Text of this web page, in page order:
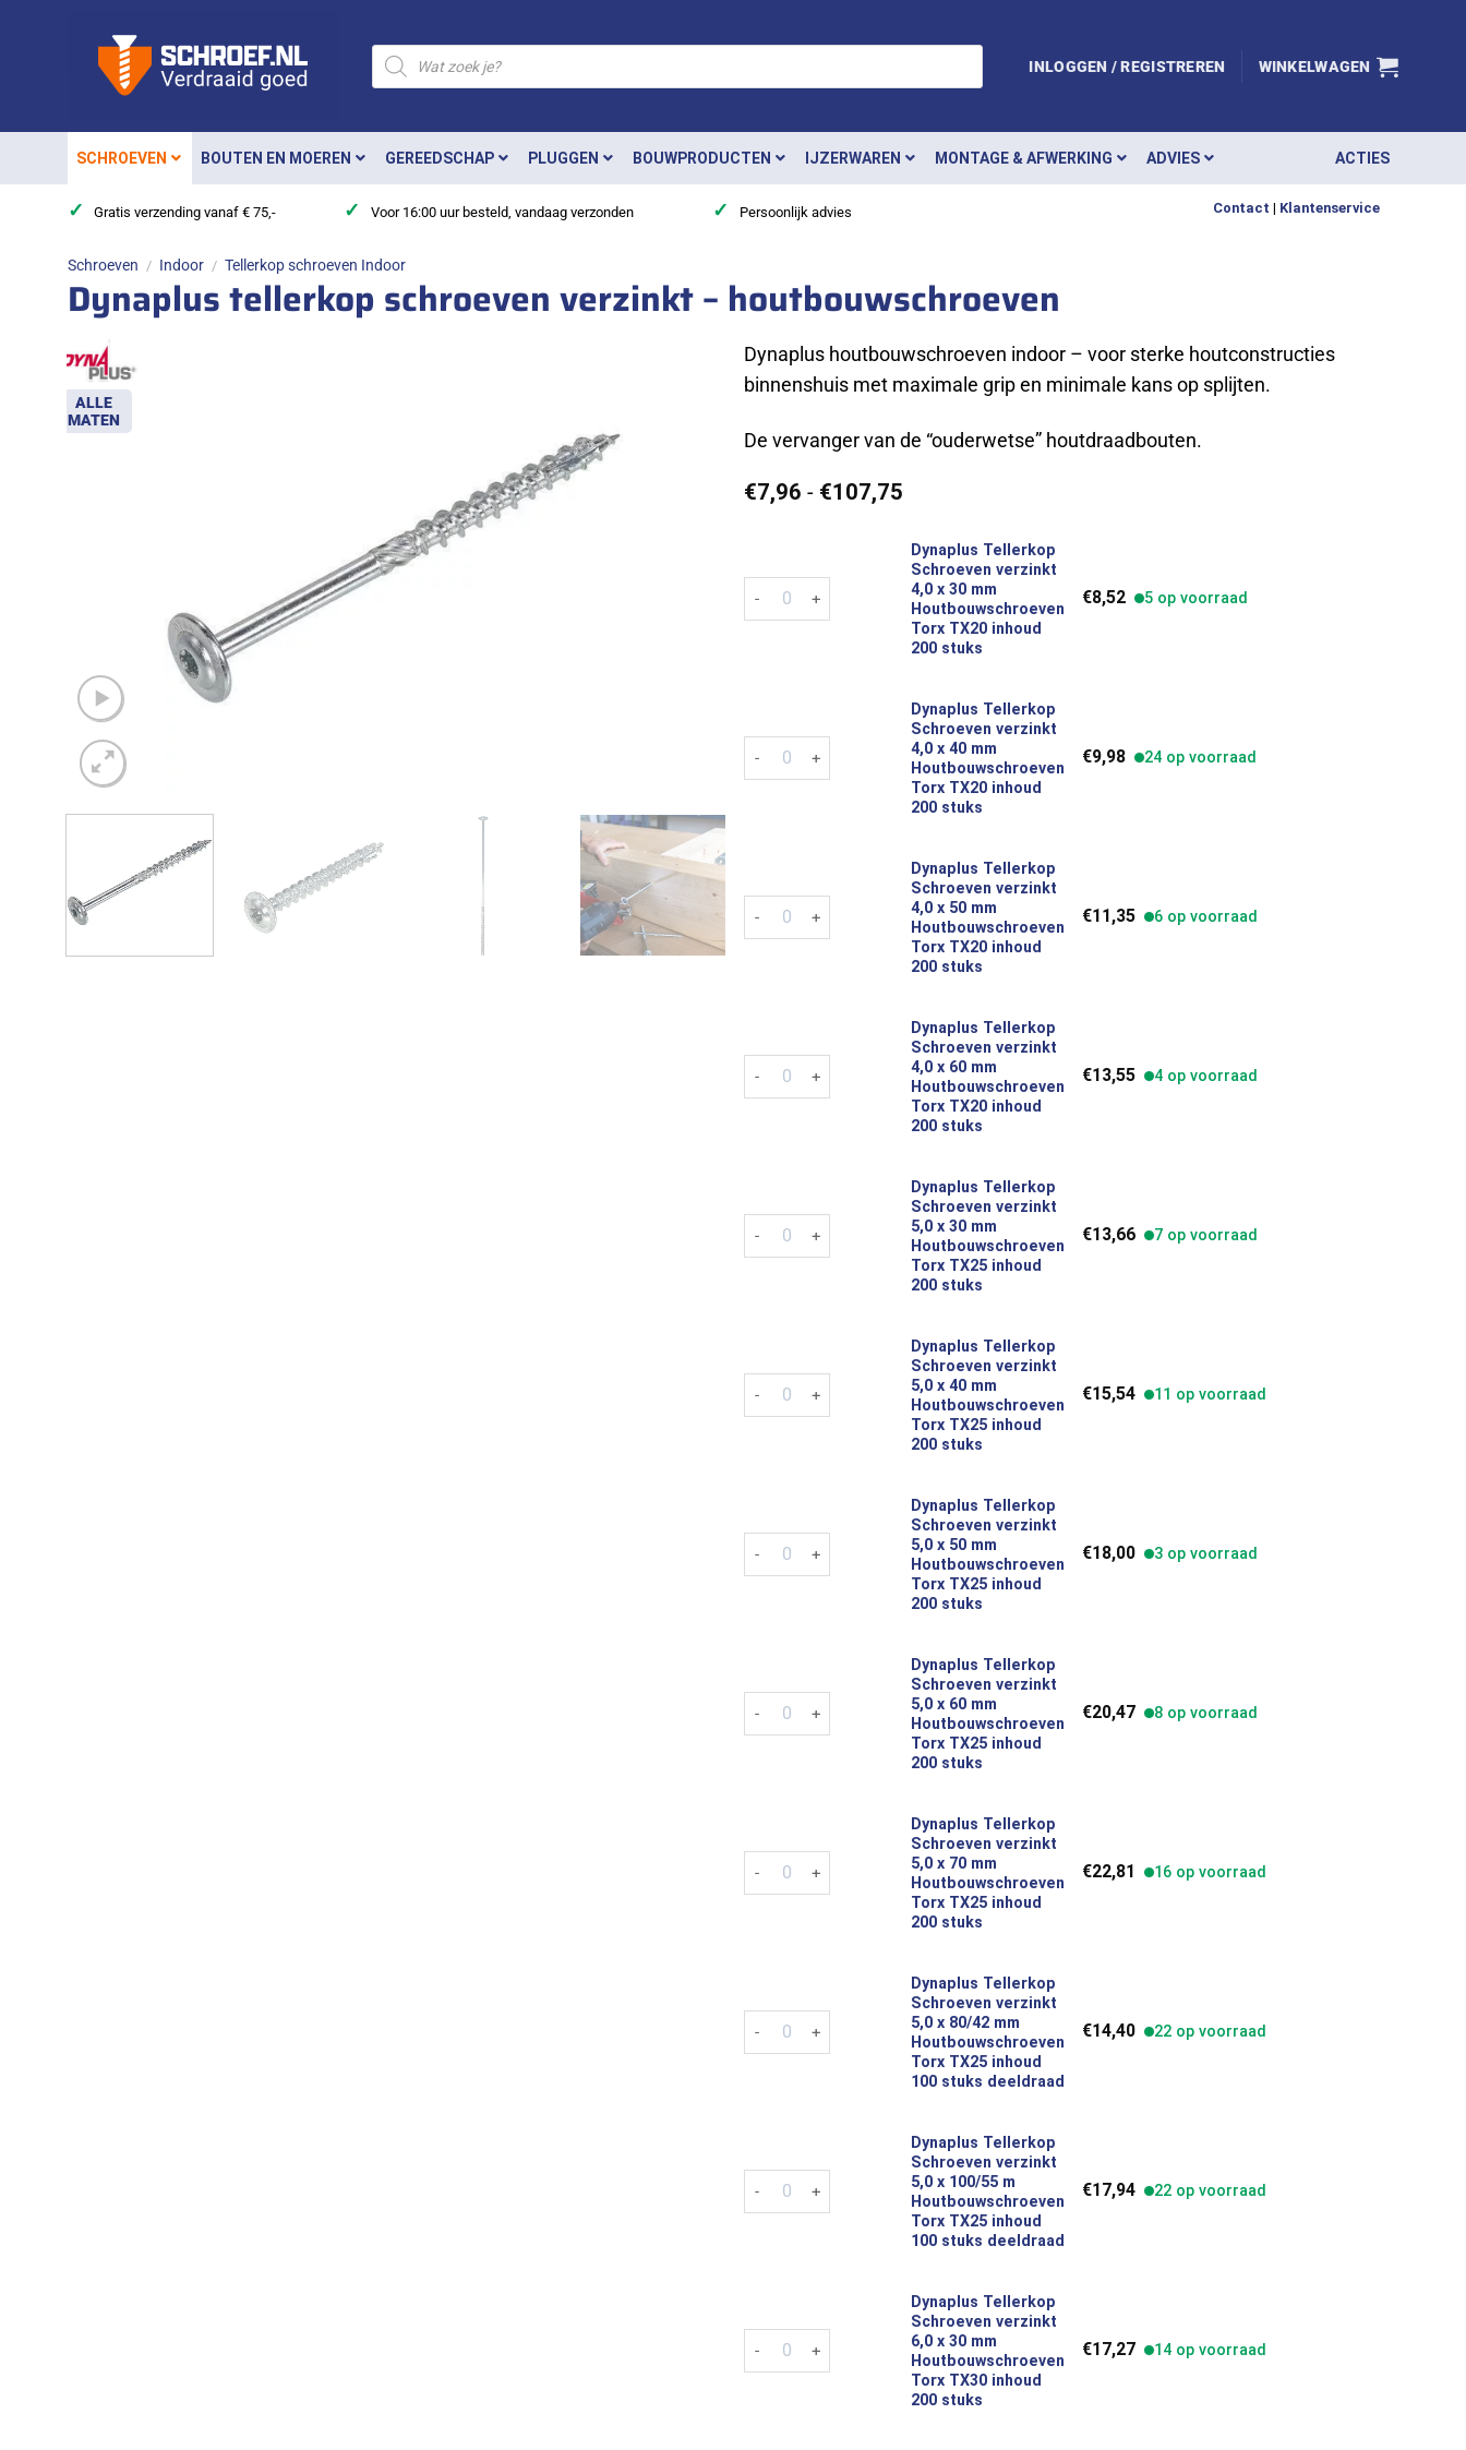
Producten
zoeken
INLOGGEN / REGISTREREN WINKELWAGEN
SCHROEVEN BOUTEN EN MOEREN GEREEDSCHAP PLUGGEN BOUWPRODUCTEN IJZERWAREN MONTAGE & AFWERKING ADVIES ACTIES
✓ Gratis verzending vanaf € 75,- ✓ Voor 16:00 uur besteld, vandaag verzonden ✓ Persoonlijk advies Contact | Klantenservice
Schroeven / Indoor / Tellerkop schroeven Indoor
Dynaplus tellerkop schroeven verzinkt – houtbouwschroeven
ALLE
MATEN
Dynaplus houtbouwschroeven indoor – voor sterke houtconstructies
binnenshuis met maximale grip en minimale kans op splijten.
De vervanger van de “ouderwetse” houtdraadbouten.
€7,96 - €107,75Prijsklasse:
€107,75
Dynaplus Tellerkop Schroeven verzinkt 4,0 x 30 mm Houtbouwschroeven Torx TX20 inhoud 200
Dynaplus Tellerkop
Schroeven verzinkt
4,0 x 30 mm
Houtbouwschroeven
Torx TX20 inhoud
200 stuks
€8,52 5 op voorraad
Dynaplus Tellerkop Schroeven verzinkt 4,0 x 40 mm Houtbouwschroeven Torx TX20 inhoud 200
Dynaplus Tellerkop
Schroeven verzinkt
4,0 x 40 mm
Houtbouwschroeven
Torx TX20 inhoud
200 stuks
€9,98 24 op voorraad
Dynaplus Tellerkop Schroeven verzinkt 4,0 x 50 mm Houtbouwschroeven Torx TX20 inhoud 200
Dynaplus Tellerkop
Schroeven verzinkt
4,0 x 50 mm
Houtbouwschroeven
Torx TX20 inhoud
200 stuks
€11,35 6 op voorraad
Dynaplus Tellerkop Schroeven verzinkt 4,0 x 60 mm Houtbouwschroeven Torx TX20 inhoud 200
Dynaplus Tellerkop
Schroeven verzinkt
4,0 x 60 mm
Houtbouwschroeven
Torx TX20 inhoud
200 stuks
€13,55 4 op voorraad
Dynaplus Tellerkop Schroeven verzinkt 5,0 x 30 mm Houtbouwschroeven Torx TX25 inhoud 200
Dynaplus Tellerkop
Schroeven verzinkt
5,0 x 30 mm
Houtbouwschroeven
Torx TX25 inhoud
200 stuks
€13,66 7 op voorraad
Dynaplus Tellerkop Schroeven verzinkt 5,0 x 40 mm Houtbouwschroeven Torx TX25 inhoud 200
Dynaplus Tellerkop
Schroeven verzinkt
5,0 x 40 mm
Houtbouwschroeven
Torx TX25 inhoud
200 stuks
€15,54 11 op voorraad
Dynaplus Tellerkop Schroeven verzinkt 5,0 x 50 mm Houtbouwschroeven Torx TX25 inhoud 200
Dynaplus Tellerkop
Schroeven verzinkt
5,0 x 50 mm
Houtbouwschroeven
Torx TX25 inhoud
200 stuks
€18,00 3 op voorraad
Dynaplus Tellerkop Schroeven verzinkt 5,0 x 60 mm Houtbouwschroeven Torx TX25 inhoud 200
Dynaplus Tellerkop
Schroeven verzinkt
5,0 x 60 mm
Houtbouwschroeven
Torx TX25 inhoud
200 stuks
€20,47 8 op voorraad
Dynaplus Tellerkop Schroeven verzinkt 5,0 x 70 mm Houtbouwschroeven Torx TX25 inhoud 200
Dynaplus Tellerkop
Schroeven verzinkt
5,0 x 70 mm
Houtbouwschroeven
Torx TX25 inhoud
200 stuks
€22,81 16 op voorraad
Dynaplus Tellerkop Schroeven verzinkt 5,0 x 80/42 mm Houtbouwschroeven Torx TX25 inhoud
Dynaplus Tellerkop
Schroeven verzinkt
5,0 x 80/42 mm
Houtbouwschroeven
Torx TX25 inhoud
100 stuks deeldraad
€14,40 22 op voorraad
Dynaplus Tellerkop Schroeven verzinkt 5,0 x 100/55 m Houtbouwschroeven Torx TX25 inhoud
Dynaplus Tellerkop
Schroeven verzinkt
5,0 x 100/55 m
Houtbouwschroeven
Torx TX25 inhoud
100 stuks deeldraad
€17,94 22 op voorraad
Dynaplus Tellerkop Schroeven verzinkt 6,0 x 30 mm Houtbouwschroeven Torx TX30 inhoud 200
Dynaplus Tellerkop
Schroeven verzinkt
6,0 x 30 mm
Houtbouwschroeven
Torx TX30 inhoud
200 stuks
€17,27 14 op voorraad